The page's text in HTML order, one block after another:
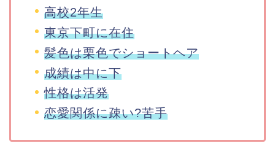
高校2年生
東京下町に在住
髪色は栗色でショートヘア
成績は中に下
性格は活発
恋愛関係に疎い?苦手